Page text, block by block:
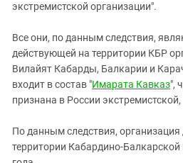
экстремистской организации".
Все они, по данным следствия,
действующей на территории КБР
Вилайят Кабарды, Балкарии и
входит в состав "Имарата Кавказ",
признана в России
По данным следствия, организация
территории Кабардино-